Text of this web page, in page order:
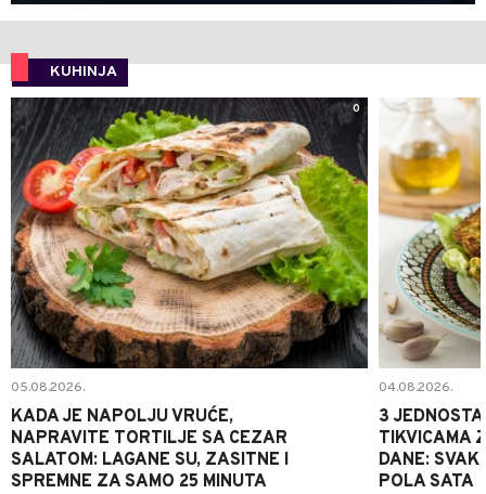
KUHINJA
0
05.08.2026.
KADA JE NAPOLJU VRUĆE,
NAPRAVITE TORTILJE SA CEZAR
SALATOM: LAGANE SU, ZASITNE I
SPREMNE ZA SAMO 25 MINUTA
04.08.2026.
3
TIKVICAMA
DANE:
POLA SATA